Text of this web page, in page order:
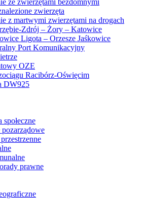
ze zwierzętami bezdomnymi
zwierzęta
z martwymi zwierzętami na drogach
Zdrój – Żory – Katowice
Ligota – Orzesze Jaśkowice
Port Komunikacyjny
OZE
Racibórz-Oświęcim
DW925
społeczne
prawne